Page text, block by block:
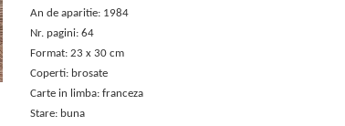
An de aparitie: 1984
Nr. pagini: 64
Format: 23 x 30 cm
Coperti: brosate
Carte in limba: franceza
Stare: buna